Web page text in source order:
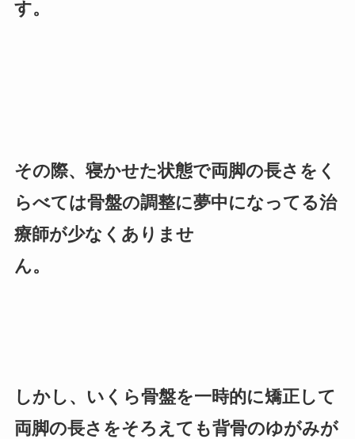
す。
その際、寝かせた状態で両脚の長さをく
らべては骨盤の調整に夢中になってる治
療師が少なくありませ
ん。
しかし、いくら骨盤を一時的に矯正して
両脚の長さをそろえても背骨のゆがみが